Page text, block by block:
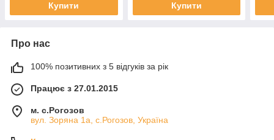
Купити Купити
Про нас
100% позитивних з 5 відгуків за рік
Працює з 27.01.2015
м. с.Рогозов
вул. Зоряна 1а, с.Рогозов, Україна